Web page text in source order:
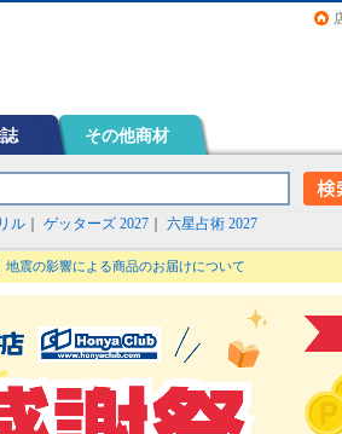
その他商材
ル ゲッターズ 2027 六星占術 2027
地震の影響による商品のお届けについて